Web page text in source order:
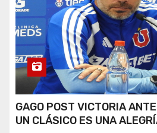
GAGO POST VICTORIA
UN CLÁSICO ES UNA